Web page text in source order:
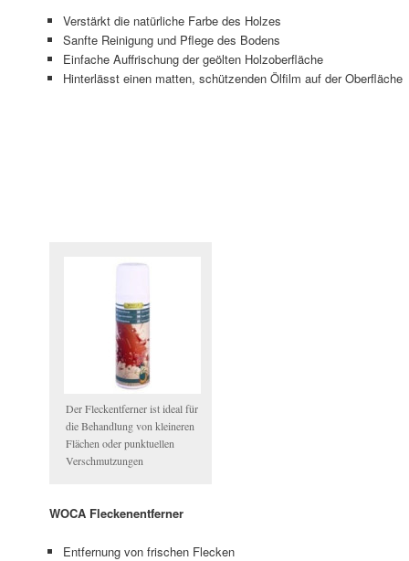
Verstärkt die natürliche Farbe des Holzes
Sanfte Reinigung und Pflege des Bodens
Einfache Auffrischung der geölten Holzoberfläche
Hinterlässt einen matten, schützenden Ölfilm auf der Oberfläche
Der Fleckentferner ist ideal für
die Behandlung von kleineren
Flächen oder punktuellen
Verschmutzungen
WOCA Fleckenentferner
Entfernung von frischen Flecken